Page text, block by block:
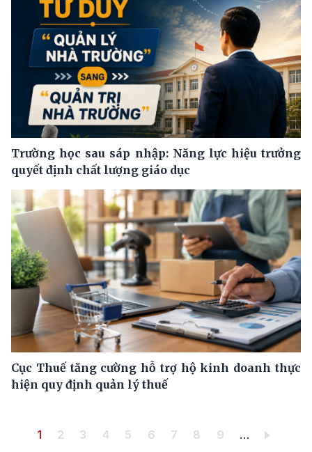
Trường học sau sáp nhập: Năng lực hiệu trưởng
quyết định chất lượng giáo dục
Cục Thuế tăng cường hỗ trợ hộ kinh doanh thực
hiện quy định quản lý thuế
Pagination
Trang hiện thời
1 Trang
2 Trang
3 Trang
4 Trang
5 Trang
6 Trang
7 Trang
8 Trang
9 …